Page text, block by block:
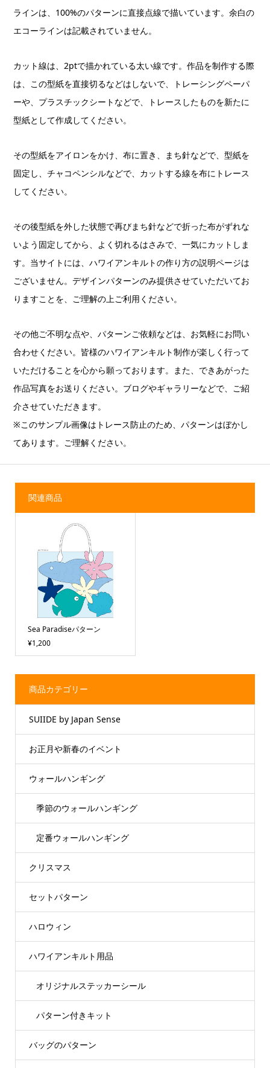
ラインは、100%のパターンに直接点線で描いています。余白の
エコーラインは記載されていません。
カット線は、2ptで描かれている太い線です。作品を制作する際
は、この型紙を直接切るなどはしないで、トレーシングペーパ
ーや、プラスチックシートなどで、トレースしたものを新たに
型紙として作成してください。
その型紙をアイロンをかけ、布に置き、まち針などで、型紙を
固定し、チャコペンシルなどで、カットする線を布にトレース
してください。
その後型紙を外した状態で再びまち針などで折った布がずれな
いよう固定してから、よく切れるはさみで、一気にカットしま
す。当サイトには、ハワイアンキルトの作り方の説明ページは
ございません。デザインパターンのみ提供させていただいてお
りますことを、ご理解の上ご利用ください。
その他ご不明な点や、パターンご依頼などは、お気軽にお問い
合わせください。皆様のハワイアンキルト制作が楽しく行って
いただけることを心から願っております。また、できあがった
作品写真をお送りください。ブログやギャラリーなどで、ご紹
介させていただきます。
※このサンプル画像はトレース防止のため、パターンはぼかし
てあります。ご理解ください。
関連商品
Sea Paradiseパターン
¥1,200
商品カテゴリー
SUIIDE by Japan Sense
お正月や新春のイベント
ウォールハンギング
季節のウォールハンギング
定番ウォールハンギング
クリスマス
セットパターン
ハロウィン
ハワイアンキルト用品
オリジナルステッカーシール
パターン付きキット
バッグのパターン